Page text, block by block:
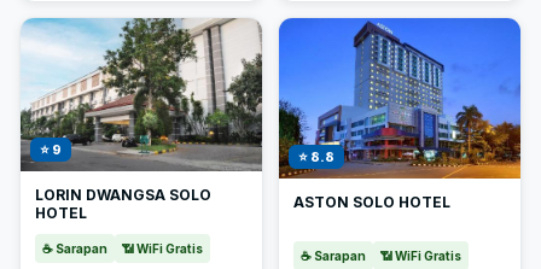
⭐ 9
LORIN DWANGSA SOLO
HOTEL
☕ Sarapan 📶 WiFi Gratis
⭐ 8.8
ASTON SOLO HOTEL
☕ Sarapan 📶 WiFi Gratis